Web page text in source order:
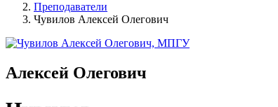
Преподаватели
Чувилов Алексей Олегович
Алексей Олегович